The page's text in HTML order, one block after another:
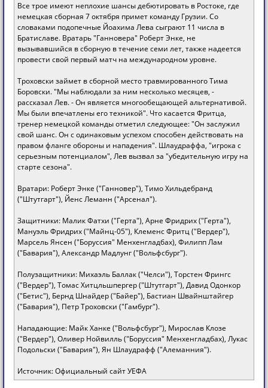
Все трое имеют неплохие шансы дебютировать в Ростоке, где
немецкая сборная 7 октября примет команду Грузии. Со
словаками подопечные Йоахима Лева сыграют 11 числа в
Братиславе. Вратарь "Ганновера" Роберт Энке, не
вызывавшийся в сборную в течение семи лет, также надеется
провести свой первый матч на международном уровне.
Троховски займет в сборной место травмированного Тима
Боровски. "Мы наблюдали за ним несколько месяцев, -
рассказал Лев. - Он является многообещающей альтернативой.
Мы были впечатлены его техникой". Что касается Фритца,
тренер немецкой команды отметил следующее: "Он заслужил
свой шанс. Он с одинаковым успехом способен действовать на
правом фланге обороны и нападения". Шлаудраффа, "игрока с
серьезным потенциалом", Лев вызвал за "убедительную игру на
старте сезона".
Вратари: Роберт Энке ("Ганновер"), Тимо Хильдебранд
("Штутгарт"), Йенс Леманн ("Арсенал").
Защитники: Малик Фатхи ("Герта"), Арне Фридрих ("Герта"),
Мануэль Фридрих ("Майнц-05"), Клеменс Фритц ("Вердер"),
Марсель Янсен ("Боруссия" Менхенгладбах), Филипп Лам
("Бавария"), Александр Мадлунг ("Вольфсбург").
Полузащитники: Михаэль Баллак ("Челси"), Торстен Фрингс
("Вердер"), Томас Хитцльшпергер ("Штутгарт"), Давид Одонкор
("Бетис"), Бернд Шнайдер ("Байер"), Бастиан Швайнштайгер
("Бавария"), Петр Троховски ("Гамбург").
Нападающие: Майк Ханке ("Вольфсбург"), Мирослав Клозе
("Вердер"), Оливер Нойвилль ("Боруссия" Менхенгладбах), Лукас
Подольски ("Бавария"), Ян Шлаудрафф ("Алеманния").
Источник: Официальный сайт УЕФА